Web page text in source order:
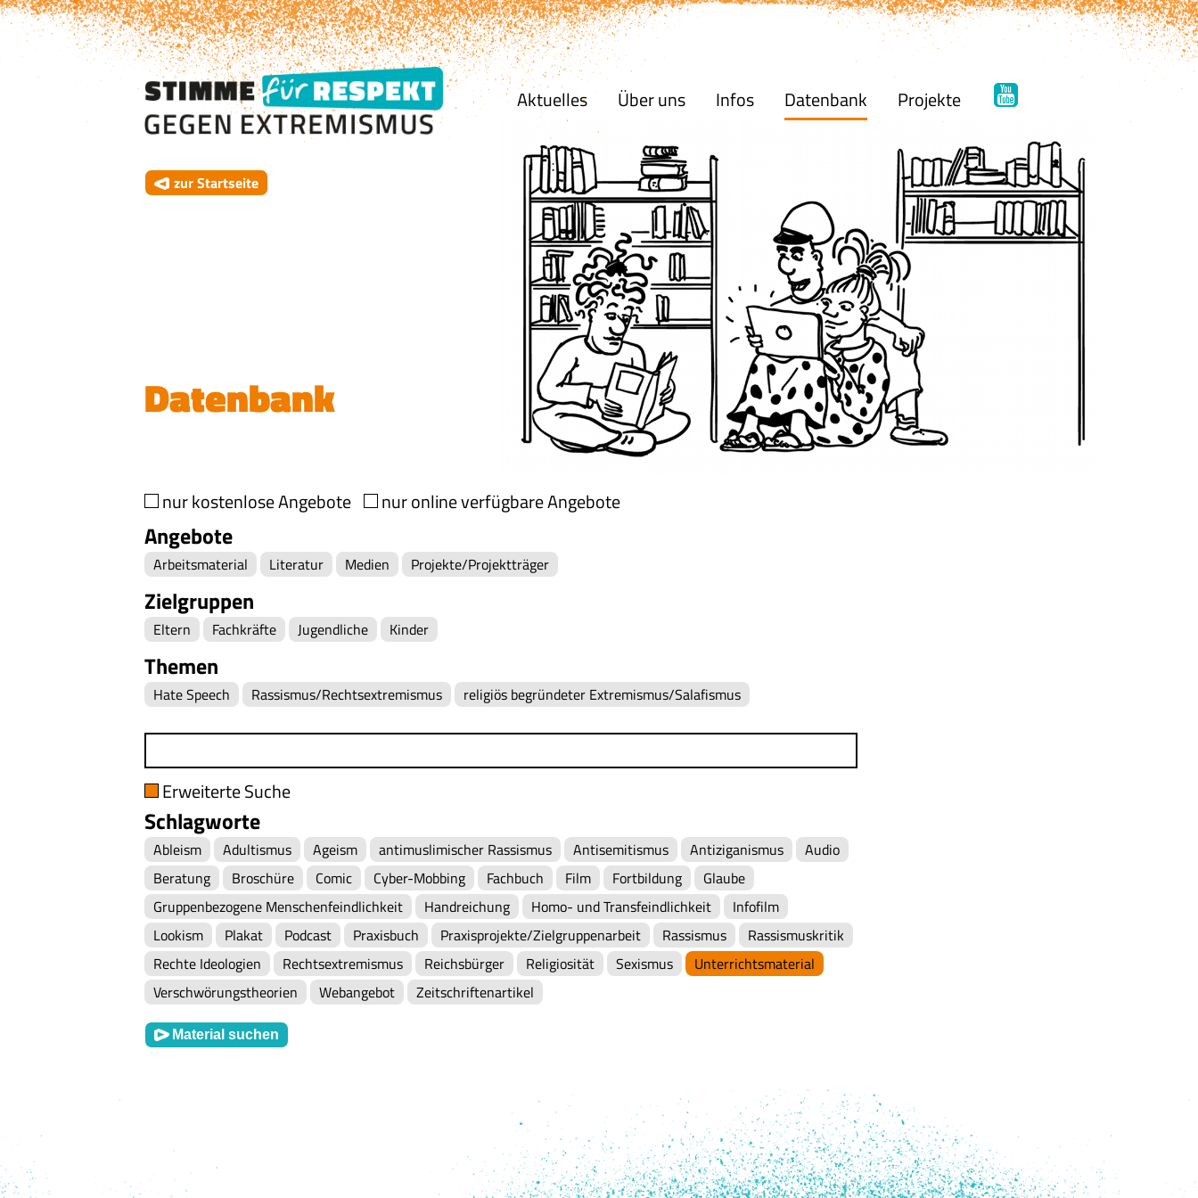
Aktuelles Über uns Infos Datenbank Projekte
zur Startseite
Datenbank
nur kostenlose Angebote nur online verfügbare Angebote
Angebote
Arbeitsmaterial Literatur Medien Projekte/Projektträger
Zielgruppen
Eltern Fachkräfte Jugendliche Kinder
Themen
Hate Speech Rassismus/Rechtsextremismus religiös begründeter Extremismus/Salafismus
Erweiterte Suche
Schlagworte
Ableism Adultismus Ageism antimuslimischer Rassismus Antisemitismus Antiziganismus
Audio
Beratung
Broschüre Comic Cyber-Mobbing Fachbuch Film Fortbildung
Glaube
Gruppenbezogene Menschenfeindlichkeit
Handreichung Homo- und Transfeindlichkeit
Infofilm
Lookism
Plakat Podcast Praxisbuch Praxisprojekte/Zielgruppenarbeit Rassismus
Rassismuskritik
Rechte Ideologien
Rechtsextremismus Reichsbürger Religiosität Sexismus
Unterrichtsmaterial
Verschwörungstheorien
Webangebot Zeitschriftenartikel